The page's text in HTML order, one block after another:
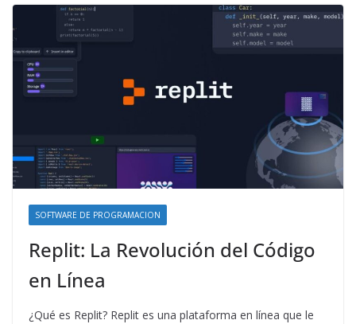
SOFTWARE DE PROGRAMACION
Replit: La Revolución del Código
en Línea
¿Qué es Replit? Replit es una plataforma en línea que le